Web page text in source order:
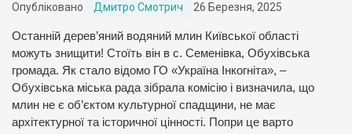
Опубліковано Дмитро Смотрич 26 Березня, 2025
Останній дерев’яний водяний млин Київської області
можуть знищити! Стоїть він в с. Семенівка, Обухівська
громада. Як стало відомо ГО «Україна Інкогніта», –
Обухівська міська рада зібрала комісію і визначила, що
млин не є об’єктом культурної спадщини, не має
архітектурної та історичної цінності. Попри це варто